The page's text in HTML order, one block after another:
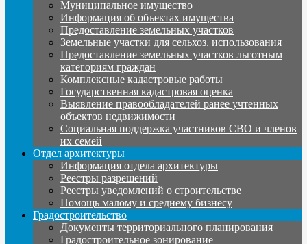
Муниципальное имущество
Информация об объектах имущества
Предоставление земельных участков
Земельные участки для сельхоз. использования
Предоставление земельных участков льготным
категориям граждан
Комплексные кадастровые работы
Государственная кадастровая оценка
Выявление правообладателей ранее учтенных
объектов недвижимости
Социальная поддержка участников СВО и членов
их семей
Отдел архитектуры
Информация отдела архитектуры
Реестры разрешений
Реестры уведомлений о строительстве
Помощь малому и среднему бизнесу
Градостроительство
Документы территориального планирования
Градостроительное зонирование